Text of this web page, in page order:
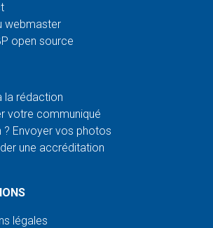
webmaster
open source
la rédaction
votre communiqué
? Envoyer vos photos
une accréditation
légales